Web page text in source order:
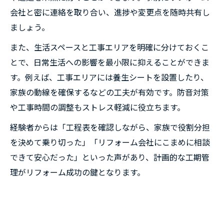
会社と密に連絡を取り合い、進捗や変更点を随時共有し
ましょう。
また、生活スペースと工事エリアを明確に分けておくこ
とで、日常生活への影響を最小限に抑えることができま
す。例えば、工事エリアには養生シートを設置したり、
家族の動線を確保するなどの工夫が有効です。防音対策
や工事時間の調整もストレス軽減に役立ちます。
経験者からは「工程表を確認しながら、家族で役割分担
を決めて乗り切った」「リフォーム会社にこまめに相談
できて安心だった」といった声があり、計画的な工期管
理がリフォーム成功の鍵となります。